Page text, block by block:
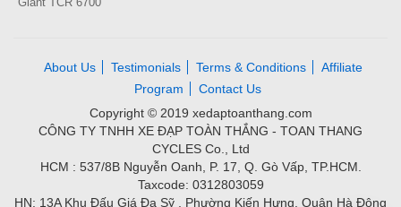
About Us Testimonials Terms & Conditions
Affiliate
Program
Contact Us
Copyright © 2019 xedaptoanthang.com
CÔNG TY TNHH XE ĐẠP TOÀN THẮNG - TOAN THANG
CYCLES Co., Ltd
HCM : 537/8B Nguyễn Oanh, P. 17, Q. Gò Vấp, TP.HCM.
Taxcode: 0312803059
HN: 13A Khu Đấu Giá Đa Sỹ , Phường Kiến Hưng, Quận Hà Đông